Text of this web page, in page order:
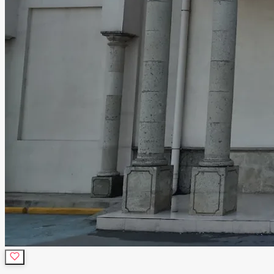
funcione de manera impecable. Te invitamos a visitar
nuestras instalaciones y descubrir por qué Salón Las
Margaritas es la opción preferida de muchas familias en la
región. Contáctanos hoy para conocer nuestras opciones
y reservar la fecha de tu próximo evento. ¡Hagamos que tu
celebración sea verdaderamente especial!
Leer más